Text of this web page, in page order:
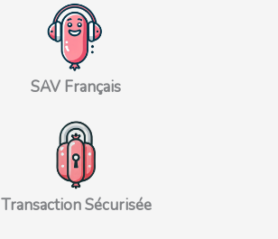
SAV Français
Transaction Sécurisée